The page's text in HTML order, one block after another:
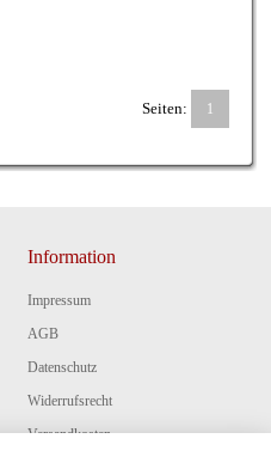
Seiten: 1
Information
Impressum
AGB
Datenschutz
Widerrufsrecht
Versandkosten